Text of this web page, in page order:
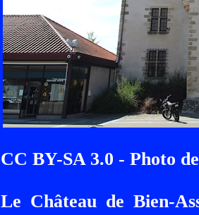
CC BY-SA 3.0 - Photo
Le Château de Bien-